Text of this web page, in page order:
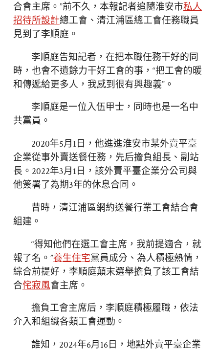
合會主席。”前不久，本報記者追隨淮安市私人
招待所設計總工會、清江浦區總工會任務職員
見到了李順庭。
李順庭告知記者，在把本職任務干好的同
時，也會不遺餘力干好工會的事，“把工會的暖
和傳遞給更多人，我感到很有興趣義”。
李順庭是一位入伍甲士，同時也是一名中
共黨員。
2020年5月1日，他進進淮安市某外賣平臺
企業從事外賣送餐任務，先后擔負組長、副站
長。2022年3月1日，該外賣平臺企業分公司與
他簽署了為期3年的休息合同。
昔時，清江浦區網約送餐行業工會結合會
組建。
“得知他們在選工會主席，我前提適合，就
報了名。”養生住宅黨員成分、為人積極熱情，
綜合前提好，李順庭顛末選舉擔負了該工會結
合侘寂風會主席。
擔負工會主席后，李順庭積極履職，依法
介入和組織各類工會運動。
誰知，2024年6月16日，地點外賣平臺企業